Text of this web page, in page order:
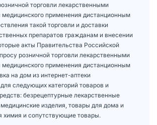
торговли лекарственными
медицинского применения дистанционным
такой торговли и доставки
препаратов гражданам и внесении
акты Правительства Российской
розничной торговли лекарственными
медицинского применения дистанционным
на дом из интернет-аптеки
следующих категорий товаров и
безрецептурные лекарственные
изделия, товары для дома и
химия и сопутствующие товары.